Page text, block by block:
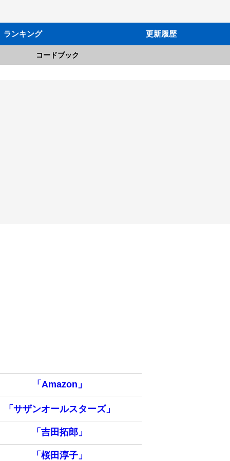
ランキング 更新履歴
コードブック
「Amazon」
「サザンオールスターズ」
「吉田拓郎」
「桜田淳子」